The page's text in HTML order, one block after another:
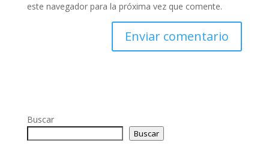
este navegador para la próxima vez que comente.
Buscar
Buscar